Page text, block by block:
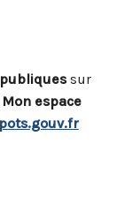
sur
espace